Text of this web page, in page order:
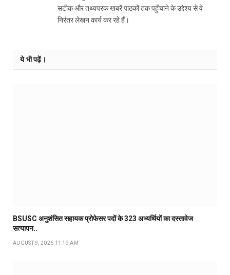
सटीक और तथ्यपरक खबरें पाठकों तक पहुँचाने के उद्देश्य से वे
निरंतर लेखन कार्य कर रहे हैं।
ये भी पढ़ें।
BSUSC अनुशंसित सहायक प्रोफेसर पदों के 323 अभ्यर्थियों का दस्तावेज
सत्यापन..
AUGUST 9, 2026 11:19 AM